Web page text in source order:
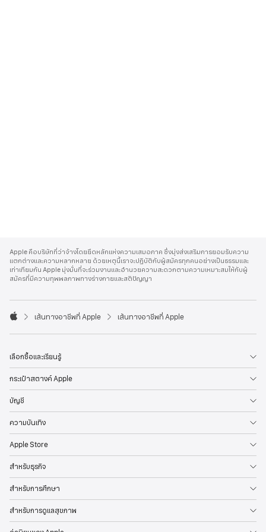
p
p
l
e
o
t
r
Apple คือบริษัทที่ว่าจ้างโดยยึดหลักแห่งความเสมอภาค ซึ่งมุ่งส่งเสริมการยอมรับความ
แตกต่างและความหลากหลาย ด้วยเหตุนี้เราจะปฏิบัติกับผู้สมัครทุกคนอย่างเป็นธรรมและ
เท่าเทียมกัน Apple มุ่งมั่นที่จะร่วมงานและอำนวยความสะดวกตามความเหมาะสมให้กับผู้
สมัครที่มีความทุพพลภาพทางร่างกายและสติปัญญา

p
l
เส้นทางอาชีพที่ Apple เส้นทางอาชีพที่ Apple
เลือกซื้อและเรียนรู้
กระเป๋าสตางค์ Apple
บัญชี
ความบันเทิง
Apple Store
สำหรับธุรกิจ
สำหรับการศึกษา
สำหรับการดูแลสุขภาพ